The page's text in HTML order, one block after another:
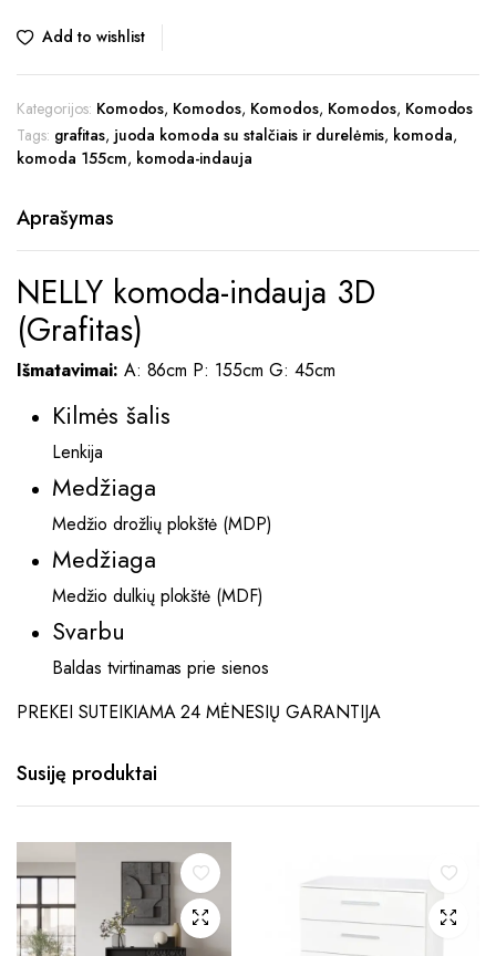
Add to wishlist
Kategorijos: Komodos, Komodos, Komodos, Komodos, Komodos
Tags: grafitas, juoda komoda su stalčiais ir durelėmis, komoda,
komoda 155cm, komoda-indauja
Aprašymas
NELLY komoda-indauja 3D
(Grafitas)
Išmatavimai: A: 86cm P: 155cm G: 45cm
Kilmės šalis
Lenkija
Medžiaga
Medžio drožlių plokštė (MDP)
Medžiaga
Medžio dulkių plokštė (MDF)
Svarbu
Baldas tvirtinamas prie sienos
PREKEI SUTEIKIAMA 24 MĖNESIŲ GARANTIJA
Susiję produktai